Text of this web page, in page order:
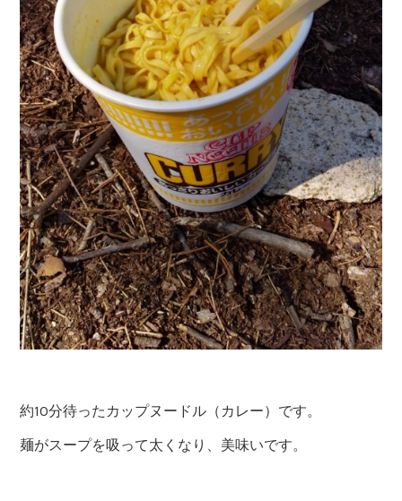
約10分待ったカップヌードル（カレー）です。
麺がスープを吸って太くなり、美味いです。